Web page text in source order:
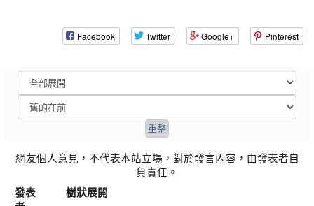
Facebook Twitter Google+ Pinterest
網友個人意見，不代表本站立場，對於發言內容，由發表者自
負責任。
發表
樹狀展開